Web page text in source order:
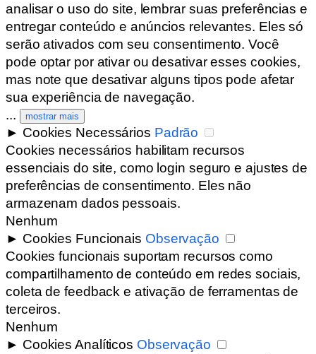
analisar o uso do site, lembrar suas preferências e
entregar conteúdo e anúncios relevantes. Eles só
serão ativados com seu consentimento. Você
pode optar por ativar ou desativar esses cookies,
mas note que desativar alguns tipos pode afetar
sua experiência de navegação.
...
mostrar mais
► Cookies Necessários Padrão
Cookies necessários habilitam recursos
essenciais do site, como login seguro e ajustes de
preferências de consentimento. Eles não
armazenam dados pessoais.
Nenhum
► Cookies Funcionais Observação
Cookies funcionais suportam recursos como
compartilhamento de conteúdo em redes sociais,
coleta de feedback e ativação de ferramentas de
terceiros.
Nenhum
► Cookies Analíticos Observação